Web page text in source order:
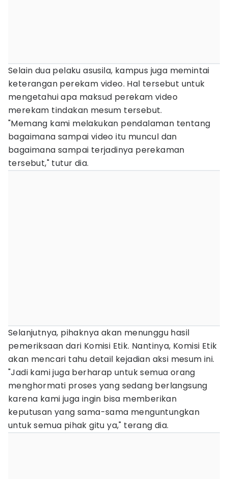
Selain dua pelaku asusila, kampus juga memintai
keterangan perekam video. Hal tersebut untuk
mengetahui apa maksud perekam video
merekam tindakan mesum tersebut.
"Memang kami melakukan pendalaman tentang
bagaimana sampai video itu muncul dan
bagaimana sampai terjadinya perekaman
tersebut," tutur dia.
Selanjutnya, pihaknya akan menunggu hasil
pemeriksaan dari Komisi Etik. Nantinya, Komisi Etik
akan mencari tahu detail kejadian aksi mesum ini.
"Jadi kami juga berharap untuk semua orang
menghormati proses yang sedang berlangsung
karena kami juga ingin bisa memberikan
keputusan yang sama-sama menguntungkan
untuk semua pihak gitu ya," terang dia.